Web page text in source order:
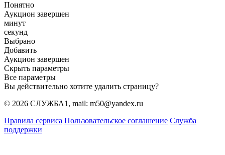
Понятно
Аукцион завершен
минут
секунд
Выбрано
Добавить
Аукцион завершен
Скрыть параметры
Все параметры
Вы действительно хотите удалить страницу?
© 2026 СЛУЖБА1, mail: m50@yandex.ru
Правила сервиса Пользовательское соглашение Служба
поддержки